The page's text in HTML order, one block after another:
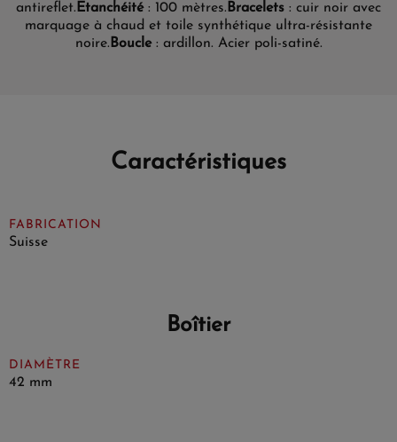
antireflet. Etanchéité: 100 mètres. Bracelets : cuir noir avec
marquage à chaud et toile synthétique ultra-résistante
noire. Boucle: ardillon. Acier poli-satiné.
Caractéristiques
FABRICATION
Suisse
Boîtier
DIAMÈTRE
42 mm